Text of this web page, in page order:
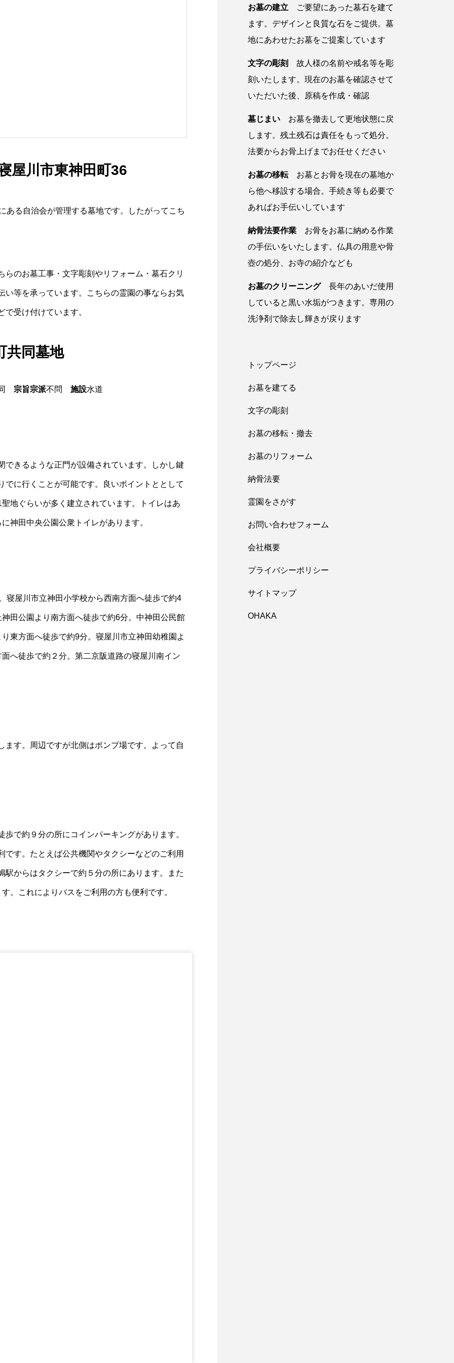
屋川市東神田町36
ある自治会が管理する墓地です。したがってこち
のお墓工事・文字彫刻やリフォーム・墓石クリ
等を承っています。こちらの霊園の事ならお気
受け付けています。
共同墓地
宗旨宗派不問 施設水道
きるような正門が設備されています。しかし鍵
に行くことが可能です。良いポイントととして
地ぐらいが多く建立されています。トイレはあ
神田中央公園公衆トイレがあります。
寝屋川市立神田小学校から西南方面へ徒歩で約4
田公園より南方面へ徒歩で約6分。中神田公民館
東方面へ徒歩で約9分。寝屋川市立神田幼稚園よ
へ徒歩で約２分。第二京阪道路の寝屋川南イン
す。周辺ですが北側はポンプ場です。よって自
で約９分の所にコインパーキングがあります。
す。たとえば公共機関やタクシーなどのご利用
からはタクシーで約５分の所にあります。また
。これによりバスをご利用の方も便利です。
お墓の建立 ご要望にあった墓石を建て
ます。デザインと良質な石をご提供。墓
地にあわせたお墓をご提案しています
文字の彫刻
故人様の名前や戒名等を彫
刻いたします。現在のお墓を確認させて
いただいた後、原稿を作成・確認
墓じまい お墓を撤去して更地状態に戻
します。残土残石は責任をもって処分。
法要からお骨上げまでお任せください
お墓の移転お墓とお骨を現在の墓地か
ら他へ移設する場合。手続き等も必要で
あればお手伝いしています
納骨法要作業 お骨をお墓に納める作業
の手伝いをいたします。仏具の用意や骨
壺の処分、お寺の紹介なども
お墓のクリーニング長年のあいだ使用
していると黒い水垢がつきます。専用の
洗浄剤で除去し輝きが戻ります
トップページ
お墓を建てる
文字の彫刻
お墓の移転・撤去
お墓のリフォーム
納骨法要
霊園をさがす
お問い合わせフォーム
会社概要
プライバシーポリシー
サイトマップ
OHAKA